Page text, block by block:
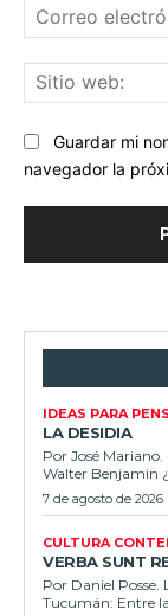
Guardar mi
navegador la
IDEAS PARA
LA DESIDIA
Por José Mariano.
Walter Benjamin
7 de agosto de 2026
CULTURA
VERBA SUNT
Por Daniel Posse.
Tucumán: Entre la